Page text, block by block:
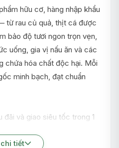
hữu cơ, hàng nhập khẩu
từ rau củ quả, thịt cá được
bảo độ tươi ngon trọn vẹn,
uống, gia vị nấu ăn và các
chứa hóa chất độc hại. Mỗi
minh bạch, đạt chuẩn
đãi và giao siêu tốc trong 1
chi tiết